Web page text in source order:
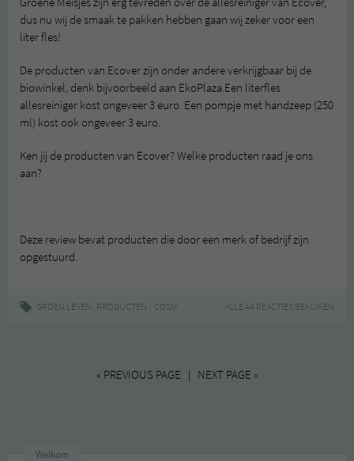
dus nu wij de smaak te pakken hebben gaan wij zeker voor een
liter fles!
De producten van Ecover zijn onder andere verkrijgbaar bij de
biowinkel, denk bijvoorbeeld aan EkoPlaza.Een literfles
allesreiniger kost ongeveer 3 euro. Een pompje met handzeep (250
ml) kost ook ongeveer 3 euro.
Ken jij de producten van Ecover? Welke producten raad je ons
aan?
Deze review bevat producten die door een merk of bedrijf zijn
opgestuurd.
GROEN LEVEN, PRODUCTEN COSMETICA ECOVER,HUISHOUDEN
ALLE 44 REACTIES BEKIJKEN
« PREVIOUS PAGE | NEXT PAGE »
Welkom